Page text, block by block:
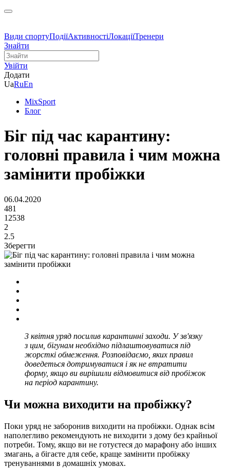
Види спортуПодіїАктивностіЛокаціїТренери
Знайти
Увійти
Додати
UaRuEn
MixSport
Блог
Біг під час карантину:
головні правила і чим можна
замінити пробіжки
06.04.2020
481
12538
2
2.5
Зберегти
3 квітня уряд посилив карантинні заходи. У зв'язку
з цим, бігунам необхідно підлаштовуватися під
жорсткі обмеження. Розповідаємо, яких правил
доведеться дотримуватися і як не втратити
форму, якщо ви вирішили відмовитися від пробіжок
на період карантину.
Чи можна виходити на пробіжку?
Поки уряд не заборонив виходити на пробіжки. Однак всім
наполегливо рекомендують не виходити з дому без крайньої
потреби. Тому, якщо ви не готуєтеся до марафону або інших
змагань, а бігаєте для себе, краще замінити пробіжку
тренуваннями в домашніх умовах.